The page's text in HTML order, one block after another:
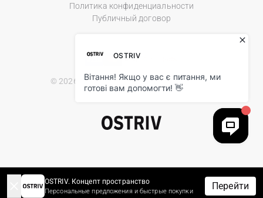
Политика конфиденциальности
Публичный договор
© 2026 Ostriv.ua Store. All Rights Reserved.
OSTRIV. Концепт пространство
Персональные предложения и быстрые покупки Перейти